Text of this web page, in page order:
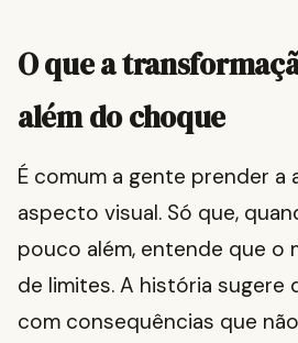
O que a
além do choque
É comum a gente prender a
aspecto visual. Só que,
pouco além, entende que o
de limites. A história sugere
com consequências que